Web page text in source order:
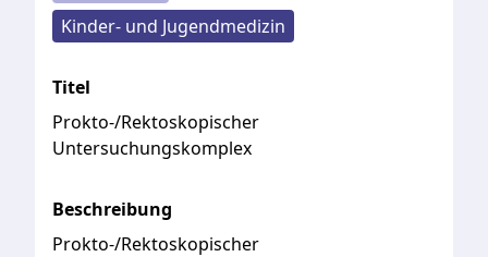
Kinder- und Jugendmedizin
Titel
Prokto-/Rektoskopischer
Untersuchungskomplex
Beschreibung
Prokto-/Rektoskopischer